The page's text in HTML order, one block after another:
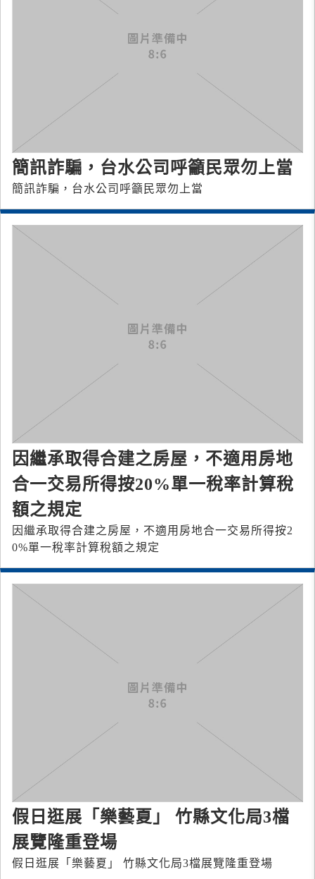
簡訊詐騙，台水公司呼籲民眾勿上當
簡訊詐騙，台水公司呼籲民眾勿上當
因繼承取得合建之房屋，不適用房地
合一交易所得按20%單一稅率計算稅
額之規定
因繼承取得合建之房屋，不適用房地合一交易所得按2
0%單一稅率計算稅額之規定
假日逛展「樂藝夏」 竹縣文化局3檔
展覽隆重登場
假日逛展「樂藝夏」 竹縣文化局3檔展覽隆重登場